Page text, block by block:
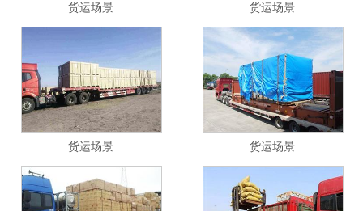
货运场景 货运场景
货运场景 货运场景